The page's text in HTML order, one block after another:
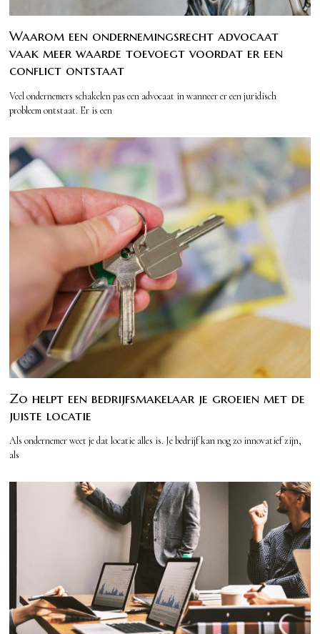
Waarom een ondernemingsrecht advocaat
vaak meer waarde toevoegt voordat er een
conflict ontstaat
Veel ondernemers schakelen pas een advocaat in wanneer er een juridisch
probleem ontstaat. Er is een
Zo helpt een bedrijfsmakelaar je groeien met de
juiste locatie
Als ondernemer weet je dat locatie alles is. Je bedrijf kan nog zo innovatief zijn,
als